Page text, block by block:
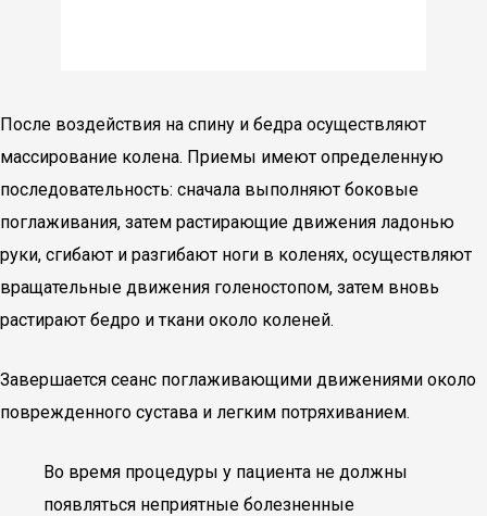
После воздействия на спину и бедра осуществляют
массирование колена. Приемы имеют определенную
последовательность: сначала выполняют боковые
поглаживания, затем растирающие движения ладонью
руки, сгибают и разгибают ноги в коленях, осуществляют
вращательные движения голеностопом, затем вновь
растирают бедро и ткани около коленей.
Завершается сеанс поглаживающими движениями около
поврежденного сустава и легким потряхиванием.
Во время процедуры у пациента не должны
появляться неприятные болезненные